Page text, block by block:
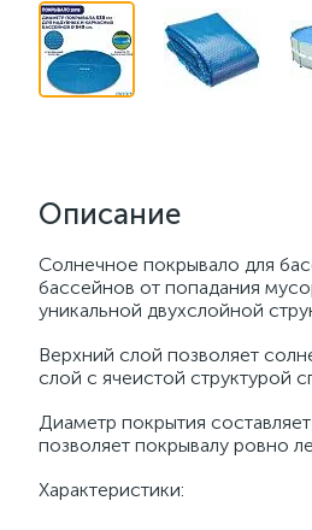
Описание
Солнечное покрывало для
бассейнов от попадания
уникальной двухслойной
Верхний слой позволяет
слой с ячеистой структурой
Диаметр покрытия
позволяет покрывалу ровно
Характеристики: